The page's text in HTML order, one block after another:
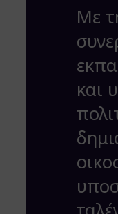
Με
και